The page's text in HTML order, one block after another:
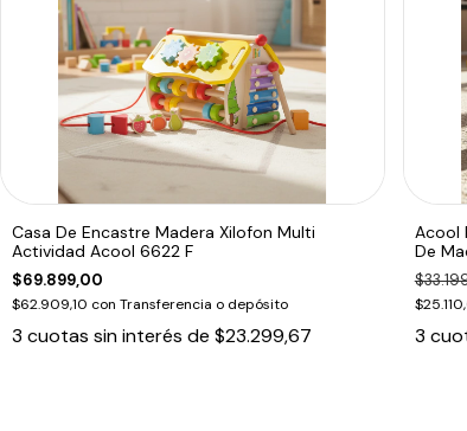
Casa De Encastre Madera Xilofon Multi
Actividad Acool 6622 F
$69.899,00
$62.909,10 con Transferencia o depósito
3 cuotas sin interés de $23.299,67
Acool
De
3